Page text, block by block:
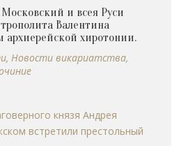
и всея Руси
Валентина
хиротонии.
,Новости викариатства,